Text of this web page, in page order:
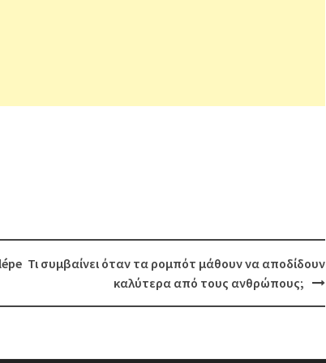
Τι συμβαίνει όταν τα ρομπότ μάθουν να αποδίδουν
καλύτερα από τους ανθρώπους;